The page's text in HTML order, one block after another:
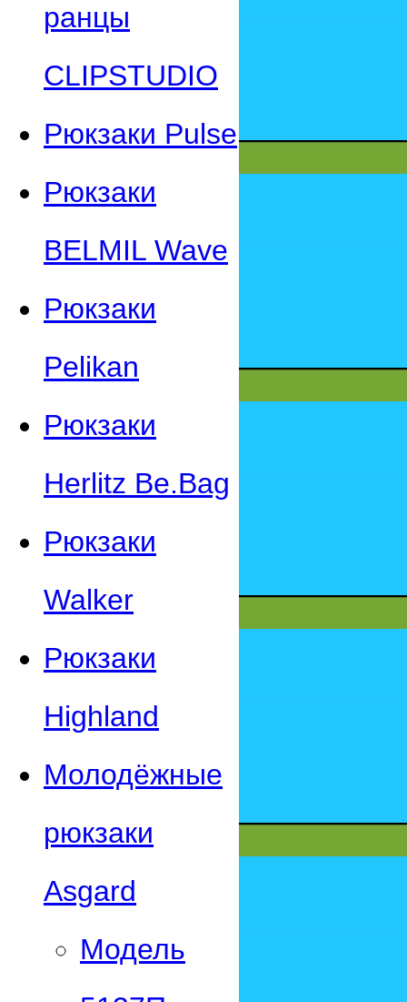
ранцы
CLIPSTUDIO
Рюкзаки Pulse
Рюкзаки
BELMIL Wave
Рюкзаки
Pelikan
Рюкзаки
Herlitz Be.Bag
Рюкзаки
Walker
Рюкзаки
Highland
Молодёжные
рюкзаки
Asgard
Модель